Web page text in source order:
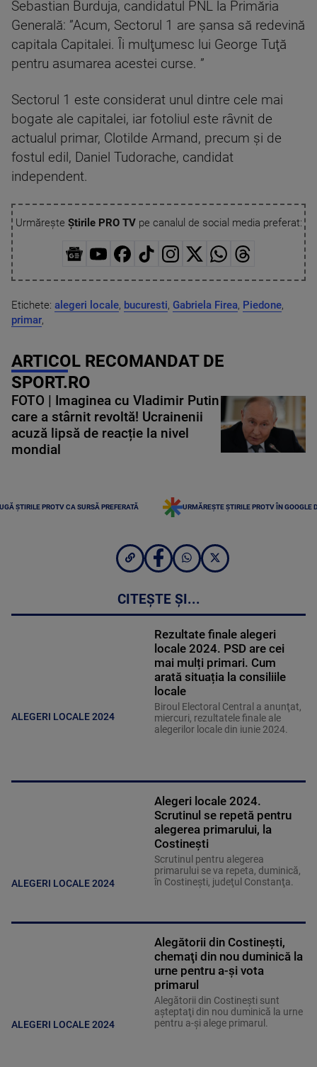
Sebastian Burduja, candidatul PNL la Primăria
Generală: ”Acum, Sectorul 1 are şansa să redevină
capitala Capitalei. Îi mulţumesc lui George Tuţă
pentru asumarea acestei curse. ”
Sectorul 1 este considerat unul dintre cele mai
bogate ale capitalei, iar fotoliul este râvnit de
actualul primar, Clotilde Armand, precum și de
fostul edil, Daniel Tudorache, candidat
independent.
Urmărește Știrile PRO TVpe canalul de social media preferat:
Etichete: alegeri locale, bucuresti, Gabriela Firea, Piedone,
primar,
ARTICOL RECOMANDAT DE
SPORT.RO
FOTO | Imaginea cu Vladimir Putin
care a stârnit revoltă! Ucrainenii
acuză lipsă de reacție la nivel
mondial
ȘTIRILE PROTV CA SURSĂ PREFERATĂ URMĂREȘTE ȘTIRILE PROTV ÎN GOOGLE
CITEȘTE ȘI...
ALEGERI LOCALE 2024
Rezultate finale alegeri
locale 2024. PSD are cei
mai mulți primari. Cum
arată situația la consiliile
locale
Biroul Electoral Central a anunţat,
miercuri, rezultatele finale ale
alegerilor locale din iunie 2024.
ALEGERI LOCALE 2024
Alegeri locale 2024.
Scrutinul se repetă pentru
alegerea primarului, la
Costineşti
Scrutinul pentru alegerea
primarului se va repeta, duminică,
în Costineşti, judeţul Constanţa.
ALEGERI LOCALE 2024
Alegătorii din Costineşti,
chemaţi din nou duminică la
urne pentru a-şi vota
primarul
Alegătorii din Costineşti sunt
aşteptaţi din nou duminică la urne
pentru a-şi alege primarul.